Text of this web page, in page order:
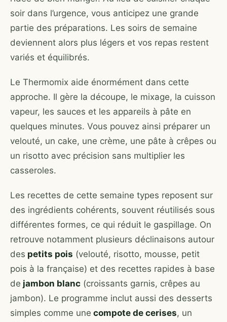
soir dans l’urgence, vous anticipez une grande
partie des préparations. Les soirs de semaine
deviennent alors plus légers et vos repas restent
variés et équilibrés.
Le Thermomix aide énormément dans cette
approche. Il gère la découpe, le mixage, la cuisson
vapeur, les sauces et les appareils à pâte en
quelques minutes. Vous pouvez ainsi préparer un
velouté, un cake, une crème, une pâte à crêpes ou
un risotto avec précision sans multiplier les
casseroles.
Les recettes de cette semaine types reposent sur
des ingrédients cohérents, souvent réutilisés sous
différentes formes, ce qui réduit le gaspillage. On
retrouve notamment plusieurs déclinaisons autour
des petits pois (velouté, risotto, mousse, petit
pois à la française) et des recettes rapides à base
de jambon blanc (croissants garnis, crêpes au
jambon). Le programme inclut aussi des desserts
simples comme une compote de cerises, un